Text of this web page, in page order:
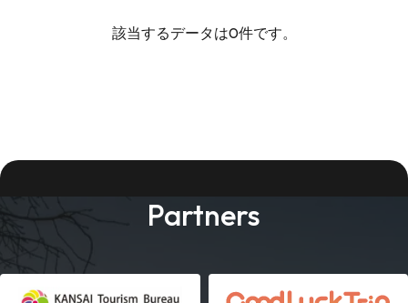
該当するデータは0件です。
Partners